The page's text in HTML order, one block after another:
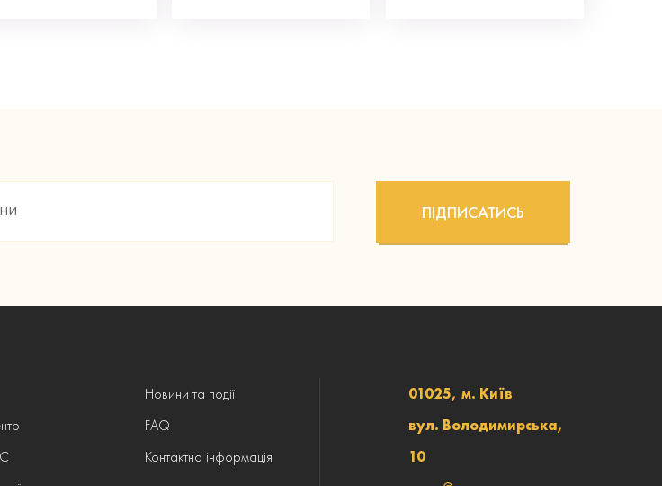
ПІДПИСАТИСЬ
Новини та події
FAQ
Контактна інформація
01025, м. Київ
вул. Володимирська,
10